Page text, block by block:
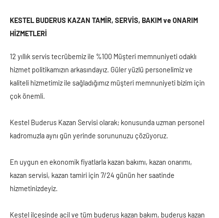
KESTEL BUDERUS KAZAN TAMİR, SERVİS, BAKIM ve ONARIM
HİZMETLERİ
12 yıllık servis tecrübemiz ile %100 Müşteri memnuniyeti odaklı
hizmet politikamızın arkasındayız. Güler yüzlü personelimiz ve
kaliteli hizmetimiz ile sağladığımız müşteri memnuniyeti bizim için
çok önemli.
Kestel Buderus Kazan Servisi olarak; konusunda uzman personel
kadromuzla aynı gün yerinde sorununuzu çözüyoruz.
En uygun en ekonomik fiyatlarla kazan bakımı, kazan onarımı,
kazan servisi, kazan tamiri için 7/24 günün her saatinde
hizmetinizdeyiz.
Kestel ilçesinde acil ve tüm buderus kazan bakım, buderus kazan